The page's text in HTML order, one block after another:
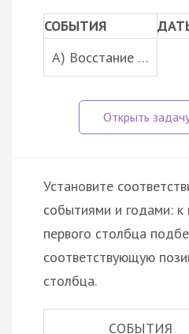
СОБЫТИЯ
A) Восстание …
Установите
событиями и годами:
первого столбца
соответствующую
столбца.
СОБЫТИЯ